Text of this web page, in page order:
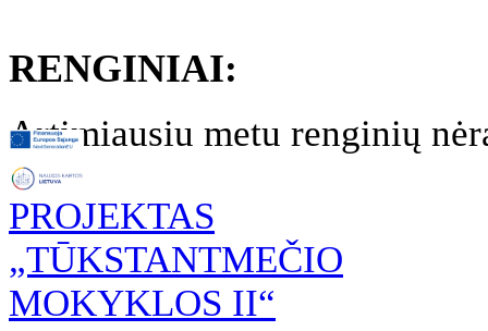
RENGINIAI:
Artimiausiu metu renginių
PROJEKTAS
„TŪKSTANTMEČIO
MOKYKLOS II“